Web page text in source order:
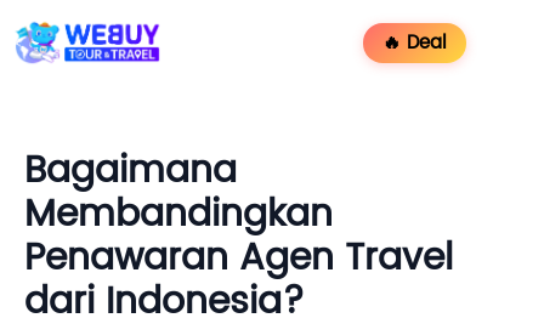
🔥 Deal
Bagaimana
Membandingkan
Penawaran Agen Travel
dari Indonesia?